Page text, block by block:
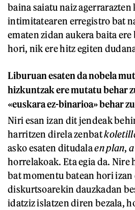
baina saiatu naiz
intimitatearen erregistro bat
ematen zidan aukera baita ere
hori, nik ere hitz egiten
Liburuan esaten da nobela
hizkuntzak ere mutatu behar
«euskara ez-binarioa» behar
Niri esan izan dit jendeak
harritzen direla zenbat
asko esaten ditudalaen plan,
horrelakoak. Eta egia da. Nire
bat momentu batean hori izan
diskurtsoarekin dauzkadan
idatziz islatzen diren bezala,